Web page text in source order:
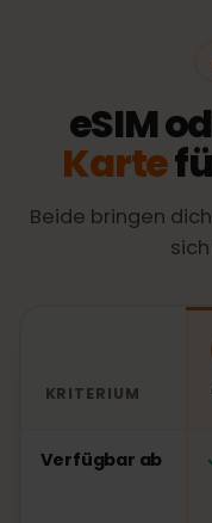
eSIM
Karte
Beide bringen
KRITERIUM
Verfügbar ab